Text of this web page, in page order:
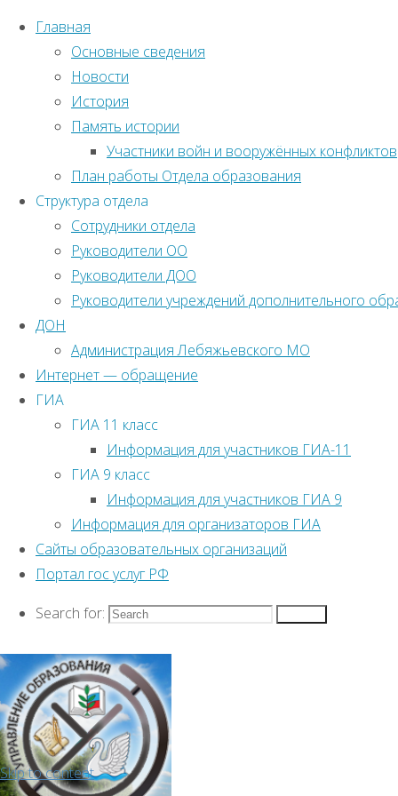
Главная
Основные сведения
Новости
История
Память истории
Участники войн и вооружённых конфликтов
План работы Отдела образования
Структура отдела
Сотрудники отдела
Руководители ОО
Руководители ДОО
Руководители учреждений дополнительного
ДОН
Администрация Лебяжьевского МО
Интернет — обращение
ГИА
ГИА 11 класс
Информация для участников ГИА-11
ГИА 9 класс
Информация для участников ГИА 9
Информация для организаторов ГИА
Сайты образовательных организаций
Портал гос услуг РФ
Search for:
Skip to content